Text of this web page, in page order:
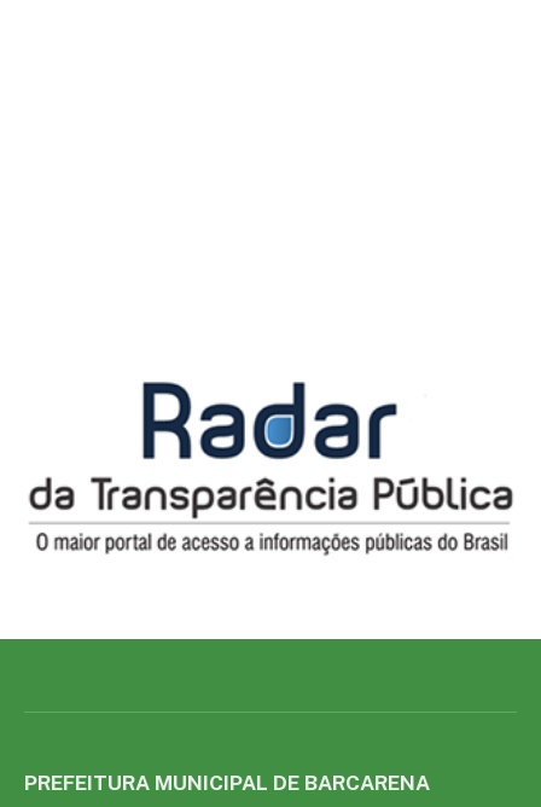
PREFEITURA MUNICIPAL DE BARCARENA